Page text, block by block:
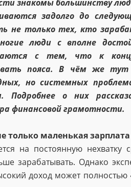
знакомы большинству
задолго до
не только тех, кто
люди с вполне
с тем, что к
пояса. В чём же
но системных
о них
финансовой грамотности.
только маленькая зарплата
на постоянную нехватку
зарабатывать. Однако
доход может полностью